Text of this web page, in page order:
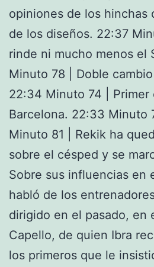
opiniones de los hinchas
de los diseños. 22:37
rinde ni mucho menos el
Minuto 78 | Doble
22:34 Minuto 74 | Primer
Barcelona. 22:33 Minuto
Minuto 81 | Rekik ha
sobre el césped y se
Sobre sus influencias en
habló de los
dirigido en el pasado, en
Capello, de quien Ibra
los primeros que le